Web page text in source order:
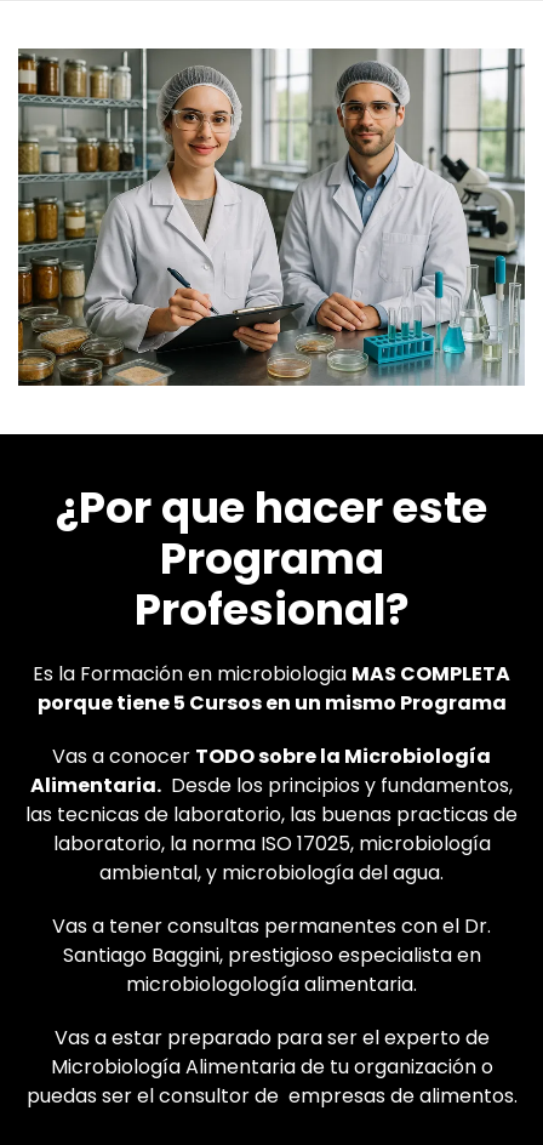
¿Por que hacer este
Programa
Profesional?
Es la Formación en microbiologia MAS COMPLETA
porque tiene 5 Cursos en un mismo Programa
Vas a conocer TODO sobre la Microbiología
Alimentaria. Desde los principios y fundamentos,
las tecnicas de laboratorio, las buenas practicas de
laboratorio, la norma ISO 17025, microbiología
ambiental, y microbiología del agua.
Vas a tener consultas permanentes con el Dr.
Santiago Baggini, prestigioso especialista en
microbiologología alimentaria.
Vas a estar preparado para ser el experto de
Microbiología Alimentaria de tu organización o
puedas ser el consultor de empresas de alimentos.